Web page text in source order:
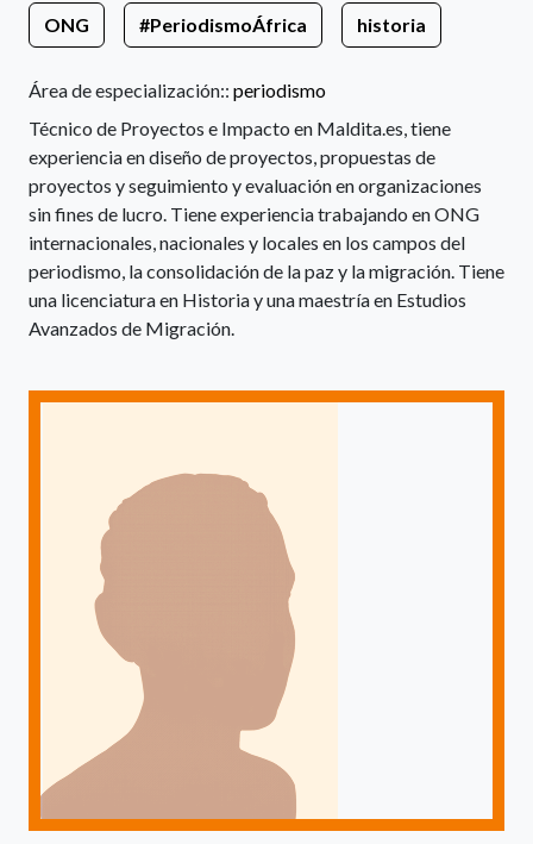
ONG #PeriodismoÁfrica historia
Área de especialización:: periodismo
Técnico de Proyectos e Impacto en Maldita.es, tiene
experiencia en diseño de proyectos, propuestas de
proyectos y seguimiento y evaluación en organizaciones
sin fines de lucro. Tiene experiencia trabajando en ONG
internacionales, nacionales y locales en los campos del
periodismo, la consolidación de la paz y la migración. Tiene
una licenciatura en Historia y una maestría en Estudios
Avanzados de Migración.